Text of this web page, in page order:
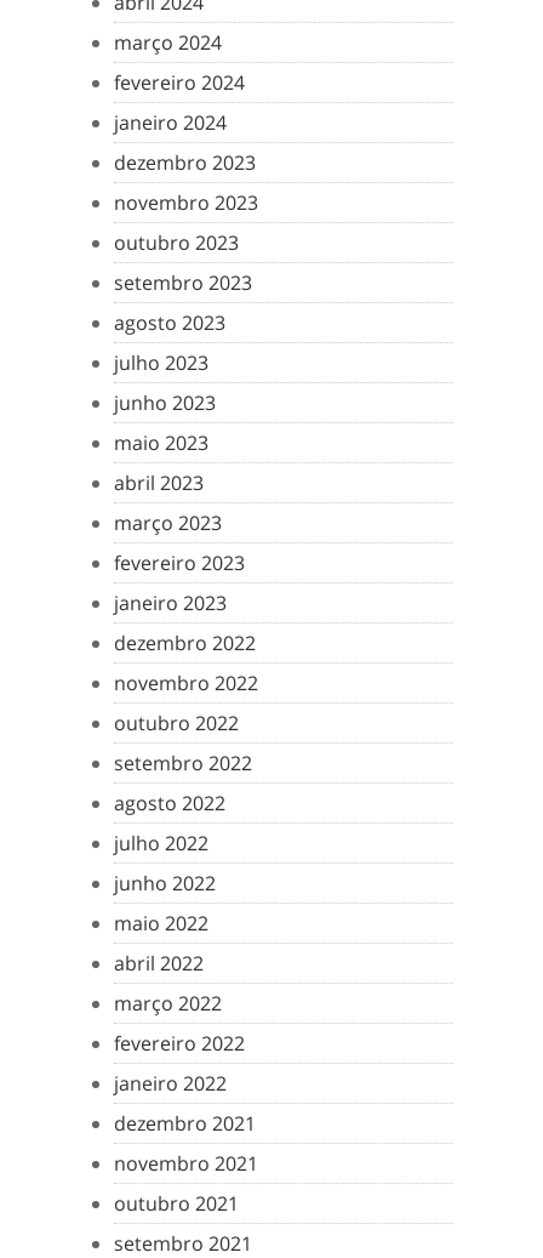
março 2024
fevereiro 2024
janeiro 2024
dezembro 2023
novembro 2023
outubro 2023
setembro 2023
agosto 2023
julho 2023
junho 2023
maio 2023
abril 2023
março 2023
fevereiro 2023
janeiro 2023
dezembro 2022
novembro 2022
outubro 2022
setembro 2022
agosto 2022
julho 2022
junho 2022
maio 2022
abril 2022
março 2022
fevereiro 2022
janeiro 2022
dezembro 2021
novembro 2021
outubro 2021
setembro 2021